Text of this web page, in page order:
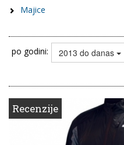
Majice
po godini: 2013 do danas
Recenzije